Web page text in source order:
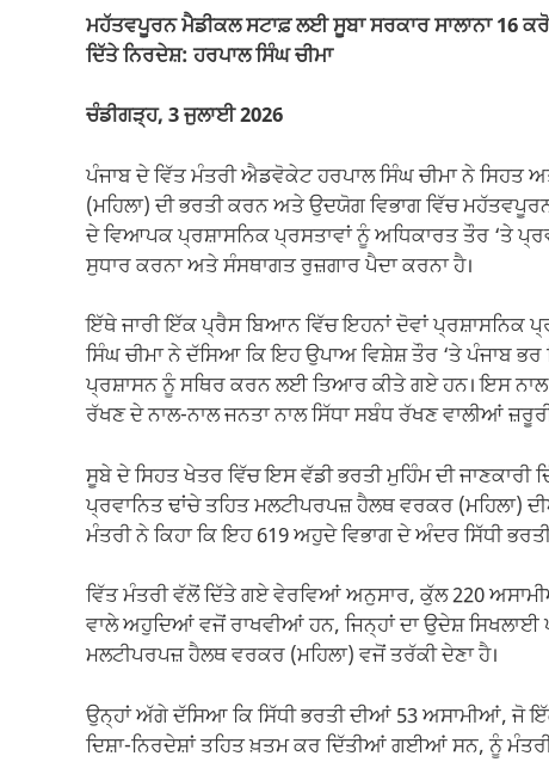
ਮਹੱਤਵਪੂਰਨ ਮੈਡੀਕਲ ਸਟਾਫ਼ ਲਈ ਸੂਬਾ ਸਰਕਾਰ ਸਾਲਾਨਾ 16
ਦਿੱਤੇ ਨਿਰਦੇਸ਼: ਹਰਪਾਲ ਸਿੰਘ ਚੀਮਾ
ਚੰਡੀਗੜ੍ਹ, 3 ਜੁਲਾਈ 2026
ਪੰਜਾਬ ਦੇ ਵਿੱਤ ਮੰਤਰੀ ਐਡਵੋਕੇਟ ਹਰਪਾਲ ਸਿੰਘ ਚੀਮਾ ਨੇ ਸਿਹਤ
(ਮਹਿਲਾ) ਦੀ ਭਰਤੀ ਕਰਨ ਅਤੇ ਉਦਯੋਗ ਵਿਭਾਗ ਵਿੱਚ
ਦੇ ਵਿਆਪਕ ਪ੍ਰਸ਼ਾਸਨਿਕ ਪ੍ਰਸਤਾਵਾਂ ਨੂੰ ਅਧਿਕਾਰਤ ਤੌਰ ‘ਤੇ
ਸੁਧਾਰ ਕਰਨਾ ਅਤੇ ਸੰਸਥਾਗਤ ਰੁਜ਼ਗਾਰ ਪੈਦਾ ਕਰਨਾ ਹੈ।
ਇੱਥੇ ਜਾਰੀ ਇੱਕ ਪ੍ਰੈਸ ਬਿਆਨ ਵਿੱਚ ਇਹਨਾਂ ਦੋਵਾਂ ਪ੍ਰਸ਼ਾਸਨਿਕ
ਸਿੰਘ ਚੀਮਾ ਨੇ ਦੱਸਿਆ ਕਿ ਇਹ ਉਪਾਅ ਵਿਸ਼ੇਸ਼ ਤੌਰ ‘ਤੇ ਪੰਜਾਬ
ਪ੍ਰਸ਼ਾਸਨ ਨੂੰ ਸਥਿਰ ਕਰਨ ਲਈ ਤਿਆਰ ਕੀਤੇ ਗਏ ਹਨ। ਇਸ
ਰੱਖਣ ਦੇ ਨਾਲ-ਨਾਲ ਜਨਤਾ ਨਾਲ ਸਿੱਧਾ ਸਬੰਧ ਰੱਖਣ ਵਾਲੀਆਂ
ਸੂਬੇ ਦੇ ਸਿਹਤ ਖੇਤਰ ਵਿੱਚ ਇਸ ਵੱਡੀ ਭਰਤੀ ਮੁਹਿੰਮ ਦੀ ਜਾਣਕਾਰੀ
ਪ੍ਰਵਾਨਿਤ ਢਾਂਚੇ ਤਹਿਤ ਮਲਟੀਪਰਪਜ਼ ਹੈਲਥ ਵਰਕਰ (ਮਹਿਲਾ)
ਮੰਤਰੀ ਨੇ ਕਿਹਾ ਕਿ ਇਹ 619 ਅਹੁਦੇ ਵਿਭਾਗ ਦੇ ਅੰਦਰ ਸਿੱਧੀ
ਵਿੱਤ ਮੰਤਰੀ ਵੱਲੋਂ ਦਿੱਤੇ ਗਏ ਵੇਰਵਿਆਂ ਅਨੁਸਾਰ, ਕੁੱਲ 220
ਵਾਲੇ ਅਹੁਦਿਆਂ ਵਜੋਂ ਰਾਖਵੀਆਂ ਹਨ, ਜਿਨ੍ਹਾਂ ਦਾ ਉਦੇਸ਼
ਮਲਟੀਪਰਪਜ਼ ਹੈਲਥ ਵਰਕਰ (ਮਹਿਲਾ) ਵਜੋਂ ਤਰੱਕੀ ਦੇਣਾ ਹੈ।
ਉਨ੍ਹਾਂ ਅੱਗੇ ਦੱਸਿਆ ਕਿ ਸਿੱਧੀ ਭਰਤੀ ਦੀਆਂ 53 ਅਸਾਮੀਆਂ, ਜੋ
ਦਿਸ਼ਾ-ਨਿਰਦੇਸ਼ਾਂ ਤਹਿਤ ਖ਼ਤਮ ਕਰ ਦਿੱਤੀਆਂ ਗਈਆਂ ਸਨ, ਨੂੰ